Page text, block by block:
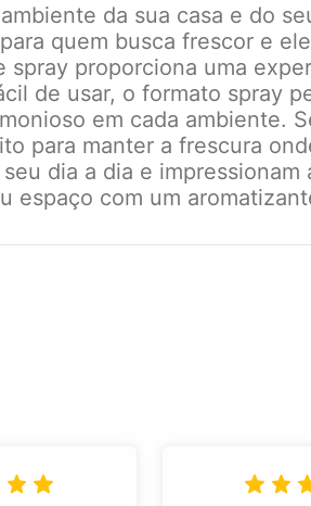
da sua casa e do
quem busca frescor e
spray proporciona uma
de usar, o formato spray
em cada ambiente.
para manter a frescura
dia a dia e
espaço com um